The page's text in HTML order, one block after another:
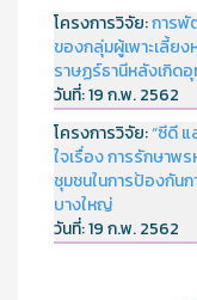
โครงการวิจัย:การพั
ของกลุ่มผู้เพาะเลี้ย
ราษฏร์ธานีหลังเกิด
วันที่:19 ก.พ. 2562
โครงการวิจัย:“ซีดี
ใจเรื่อง การรักษาพ
ชุมชนในการป้องกัน
บางใหญ่
วันที่:19 ก.พ. 2562